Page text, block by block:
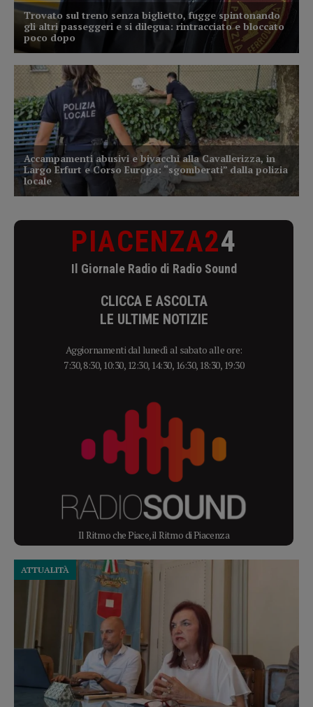
PIACENZA24
Il Giornale Radio di Radio Sound
CLICCA E ASCOLTA
LE ULTIME NOTIZIE
Aggiornamenti dal lunedì al sabato alle ore:
7:30, 8:30, 10:30, 12:30, 14:30, 16:30, 18:30, 19:30
Il Ritmo che Piace, il Ritmo di Piacenza
ATTUALITÀ